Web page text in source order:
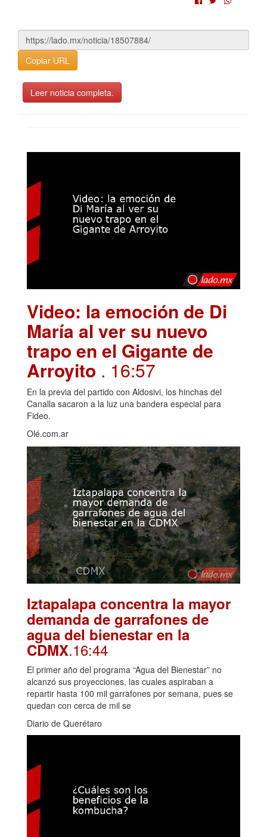
Copiar URL
Leer noticia completa.
Video: la emoción de Di
María al ver su nuevo
trapo en el Gigante de
Arroyito . 16:57
En la previa del partido con Aldosivi, los hinchas del
Canalla sacaron a la luz una bandera especial para
Fideo.
Olé.com.ar
Iztapalapa concentra la mayor
demanda de garrafones de
agua del bienestar en la
CDMX.16:44
El primer año del programa “Agua del Bienestar” no
alcanzó sus proyecciones, las cuales aspiraban a
repartir hasta 100 mil garrafones por semana, pues se
quedan con cerca de mil se
Diario de Querétaro